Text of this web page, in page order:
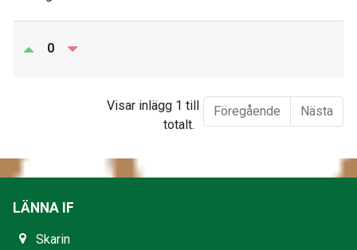
0
Visar inlägg 1 till 10 av 10
totalt.
Föregående Nästa
LÄNNA IF
Skarin